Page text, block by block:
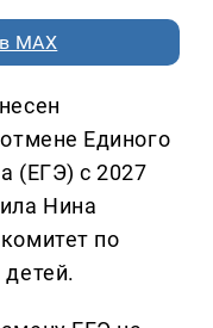
MAX
Единого
(ЕГЭ) с 2027
Нина
по